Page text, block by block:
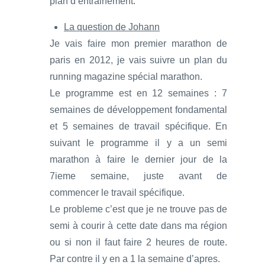
La question de Johann
Je vais faire mon premier marathon de
paris en 2012, je vais suivre un plan du
running magazine spécial marathon.
Le programme est en 12 semaines : 7
semaines de développement fondamental
et 5 semaines de travail spécifique. En
suivant le programme il y a un semi
marathon à faire le dernier jour de la
7ieme semaine, juste avant de
commencer le travail spécifique.
Le probleme c’est que je ne trouve pas de
semi à courir à cette date dans ma région
ou si non il faut faire 2 heures de route.
Par contre il y en a 1 la semaine d’apres.